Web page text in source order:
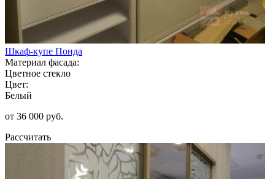
Шкаф-купе Понда
Материал фасада:
Цветное стекло
Цвет:
Белый
от 36 000 руб.
Рассчитать